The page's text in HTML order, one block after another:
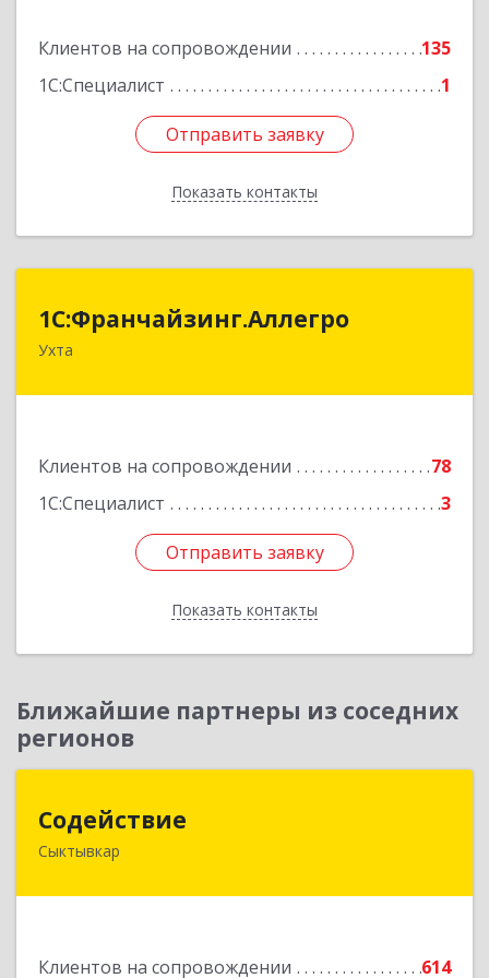
Клиентов на сопровождении
135
1С:Специалист
1
Отправить заявку
Показать контакты
Отправить заявку
Назад
1С:Франчайзинг.Аллегро
Ухта
Клиентов на сопровождении
78
1С:Специалист
3
Отправить заявку
Показать контакты
1С:Франчайзинг.Аллегро
169304, Коми Респ, Ухта г, Чернова ул, дом №
Отправить заявку
Назад
Ближайшие партнеры из соседних
регионов
Содействие
Сыктывкар
Клиентов на сопровождении 614
167004, Коми Респ, Сыктывкар г, Первомайская